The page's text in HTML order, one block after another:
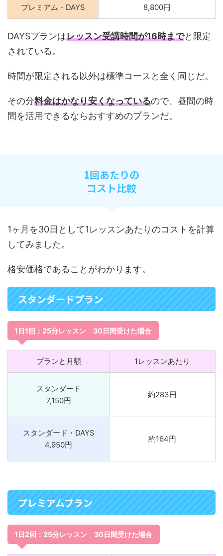
プレミアム・DAYS 8,800円
DAYSプランはレッスン受講時間が16時までと限定
されている。
時間が限定される以外は標準コースと全く同じだ。
その分料金はかなり安くなっているので、昼間の時
間を活用できるならおすすめのプランだ。
1回あたりの
コスト比較
1ヶ月を30日として1レッスンあたりのコストを計算
してみました。
格安価格であることがわかります。
スタンダードプラン
1日1回：25分レッスン 30日間受けた場合
プランと月額 1レッスンあたり
スタンダード
7,150円
約283円
スタンダード・DAYS
4,950円
約164円
プレミアムプラン
1日2回：25分レッスン 30日間受けた場合